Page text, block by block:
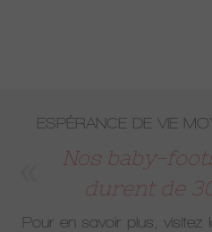
ESPÉRANCE DE VIE
Nos baby-
durent de
Pour en savoir plus, visitez